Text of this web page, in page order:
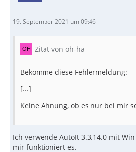
19. September 2021 um 09:46
Zitat von oh-ha
Bekomme diese Fehlermeldung:
[...]
Keine Ahnung, ob es nur bei mir
Ich verwende AutoIt 3.3.14.0 mit
mir funktioniert es.